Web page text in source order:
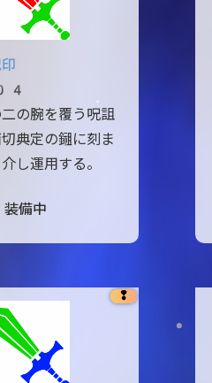
の腕を覆う呪詛
典定の鎺に刻ま
し運用する。
装備中
❢